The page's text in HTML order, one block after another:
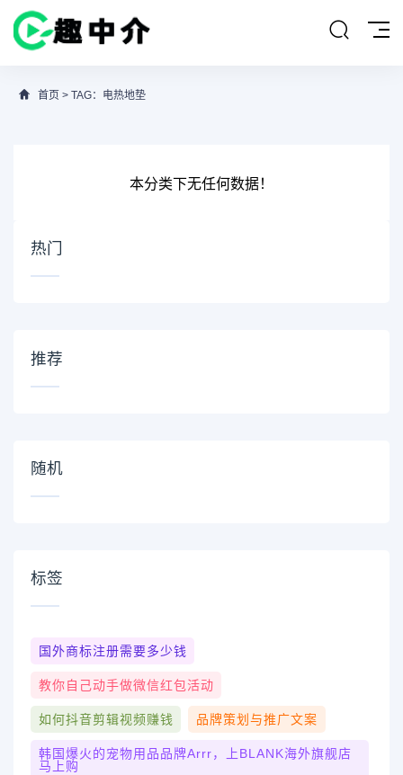
首页 > TAG：电热地垫
本分类下无任何数据！
热门
推荐
随机
标签
国外商标注册需要多少钱
教你自己动手做微信红包活动
如何抖音剪辑视频赚钱 品牌策划与推广文案
韩国爆火的宠物用品品牌arrr，上BLANK海外旗舰店
马上购